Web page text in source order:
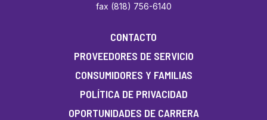
fax (818) 756-6140
CONTACTO
PROVEEDORES DE SERVICIO
CONSUMIDORES Y FAMILIAS
POLÍTICA DE PRIVACIDAD
OPORTUNIDADES DE CARRERA